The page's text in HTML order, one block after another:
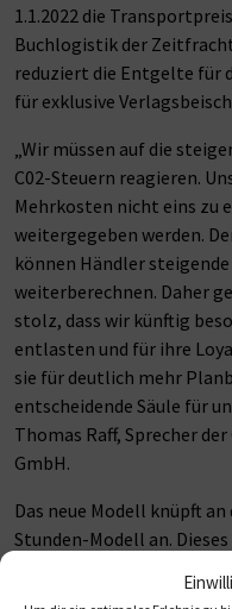
1.1.2022 die
Buchlogistik der
reduziert die Entgelte für
für exklusive
„Wir müssen auf die
C02-Steuern reagieren.
Mehrkosten nicht eins zu
weitergegeben werden.
können Händler
weiterberechnen. Daher
stolz, dass wir künftig
entlasten und für ihre
sie für deutlich mehr
entscheidende Säule für
Thomas Raff, Sprecher
GmbH.
Das neue Modell knüpft
Stunden-Modell an.
zu senken. „Wir haben